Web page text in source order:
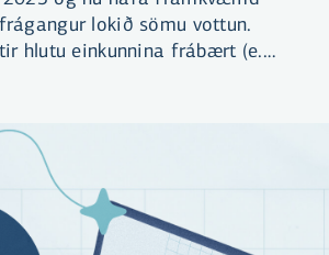
lokið sömu vottun.
hlutu einkunnina frábært (e.
Íslandi til að hljóta
með þeirri einkunn samkvæmt
2016.